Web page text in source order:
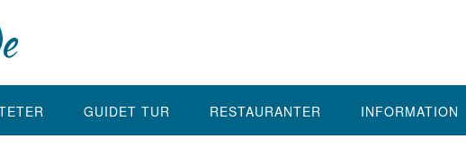
GUIDET TUR RESTAURANTER INFORMATION